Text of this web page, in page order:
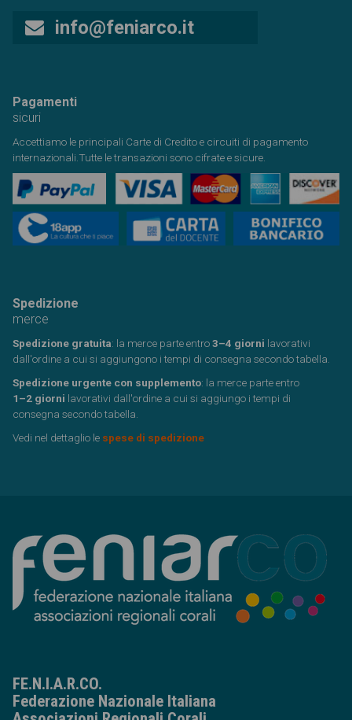
info@feniarco.it
Pagamenti
sicuri
Accettiamo le principali Carte di Credito e circuiti di pagamento
internazionali.Tutte le transazioni sono cifrate e sicure.
Spedizione
merce
Spedizione gratuita: la merce parte entro3–4 giorni lavorativi
dall'ordine a cui si aggiungono i tempi di consegna secondo tabella.
Spedizione urgente con supplemento: la merce parte entro
1–2 giorni lavorativi dall'ordine a cui si aggiungo i tempi di
consegna secondo tabella.
Vedi nel dettaglio le spese di spedizione
FE.N.I.A.R.CO.
Federazione Nazionale Italiana